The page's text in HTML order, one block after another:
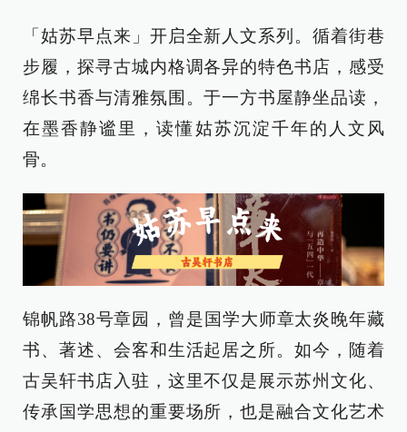
「姑苏早点来」开启全新人文系列。循着街巷
步履，探寻古城内格调各异的特色书店，感受
绵长书香与清雅氛围。于一方书屋静坐品读，
在墨香静谧里，读懂姑苏沉淀千年的人文风
骨。
锦帆路38号章园，曾是国学大师章太炎晚年藏
书、著述、会客和生活起居之所。如今，随着
古吴轩书店入驻，这里不仅是展示苏州文化、
传承国学思想的重要场所，也是融合文化艺术